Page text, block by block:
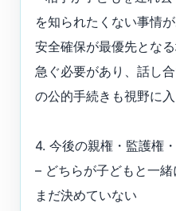
を知られたくない事情
安全確保が最優先とな
急ぐ必要があり、話し
の公的手続きも視野に入
4. 今後の親権・監護権
– どちらが子どもと一
まだ決めていない